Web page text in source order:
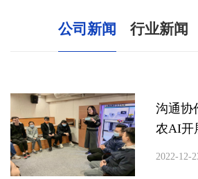
公司新闻 行业新闻
沟通协
农AI开
2022-12-